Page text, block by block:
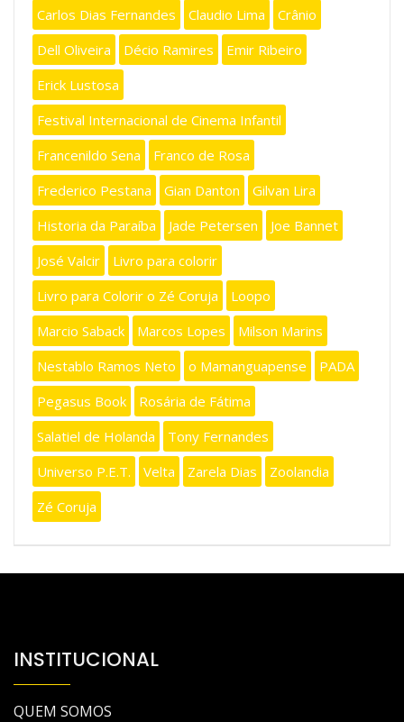
Carlos Dias Fernandes
Claudio Lima
Crânio
Dell Oliveira
Décio Ramires
Emir Ribeiro
Erick Lustosa
Festival Internacional de Cinema Infantil
Francenildo Sena
Franco de Rosa
Frederico Pestana
Gian Danton
Gilvan Lira
Historia da Paraíba
Jade Petersen
Joe Bannet
José Valcir
Livro para colorir
Livro para Colorir o Zé Coruja
Loopo
Marcio Saback
Marcos Lopes
Milson Marins
Nestablo Ramos Neto
o Mamanguapense
PADA
Pegasus Book
Rosária de Fátima
Salatiel de Holanda
Tony Fernandes
Universo P.E.T.
Velta Zarela Dias
Zoolandia
Zé Coruja
INSTITUCIONAL
QUEM SOMOS